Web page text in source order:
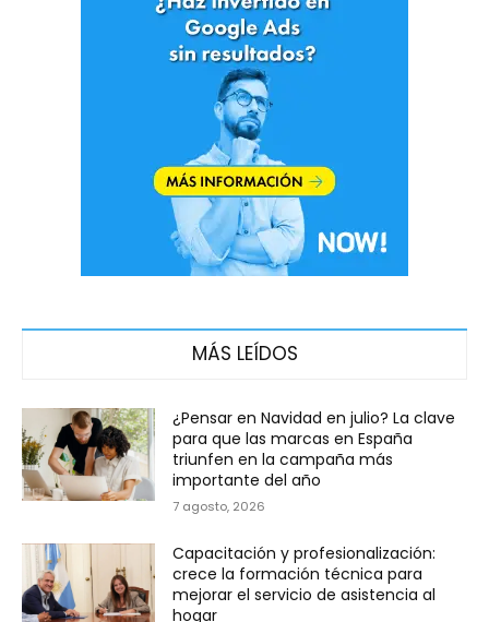
MÁS LEÍDOS
¿Pensar en Navidad en julio? La clave
para que las marcas en España
triunfen en la campaña más
importante del año
7 agosto, 2026
Capacitación y profesionalización:
crece la formación técnica para
mejorar el servicio de asistencia al
hogar